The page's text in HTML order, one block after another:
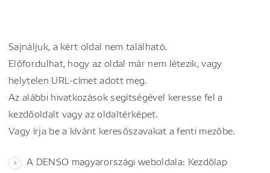
Sajnáljuk, a kért oldal nem található.
Előfordulhat, hogy az oldal már nem létezik, vagy
helytelen URL-címet adott meg.
Az alábbi hivatkozások segítségével keresse fel a
kezdőoldalt vagy az oldaltérképet.
Vagy írja be a kívánt keresőszavakat a fenti mezőbe.
A DENSO magyarországi weboldala: Kezdőlap